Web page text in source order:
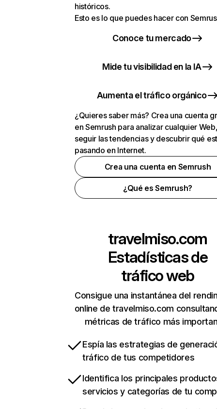
históricos.
Esto es lo que puedes hacer con
Conoce tu mercado
Mide tu visibilidad en la IA
Aumenta el tráfico orgánico
¿Quieres saber más? Crea una cuenta
en Semrush para analizar cualquier
seguir las tendencias y descubrir qué
pasando en Internet.
Crea una cuenta en Semrush
¿Qué es Semrush?
travelmiso.com
Estadísticas de
tráfico web
Consigue una instantánea del
online de travelmiso.com
métricas de tráfico más
Espía las estrategias de
tráfico de tus competidores
Identifica los principales
servicios y categorías de tu